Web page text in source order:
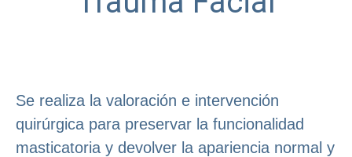
Se realiza la valoración e intervención
quirúrgica para preservar la funcionalidad
masticatoria y devolver la apariencia normal y